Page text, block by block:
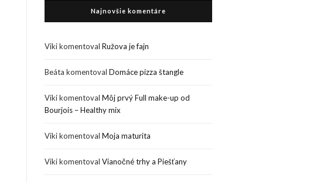
Najnovšie komentáre
VikikomentovalRužova je fajn
Beáta komentovalDomáce pizza štangle
VikikomentovalMôj prvý Full make-up od
Bourjois – Healthy mix
VikikomentovalMoja maturita
VikikomentovalVianočné trhy a Piešťany